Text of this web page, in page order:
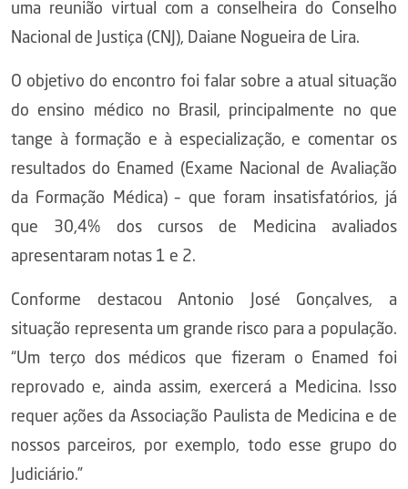
uma reunião virtual com a conselheira do Conselho
Nacional de Justiça (CNJ), Daiane Nogueira de Lira.
O objetivo do encontro foi falar sobre a atual situação
do ensino médico no Brasil, principalmente no que
tange à formação e à especialização, e comentar os
resultados do Enamed (Exame Nacional de Avaliação
da Formação Médica) – que foram insatisfatórios, já
que 30,4% dos cursos de Medicina avaliados
apresentaram notas 1 e 2.
Conforme destacou Antonio José Gonçalves, a
situação representa um grande risco para a população.
“Um terço dos médicos que fizeram o Enamed foi
reprovado e, ainda assim, exercerá a Medicina. Isso
requer ações da Associação Paulista de Medicina e de
nossos parceiros, por exemplo, todo esse grupo do
Judiciário.”